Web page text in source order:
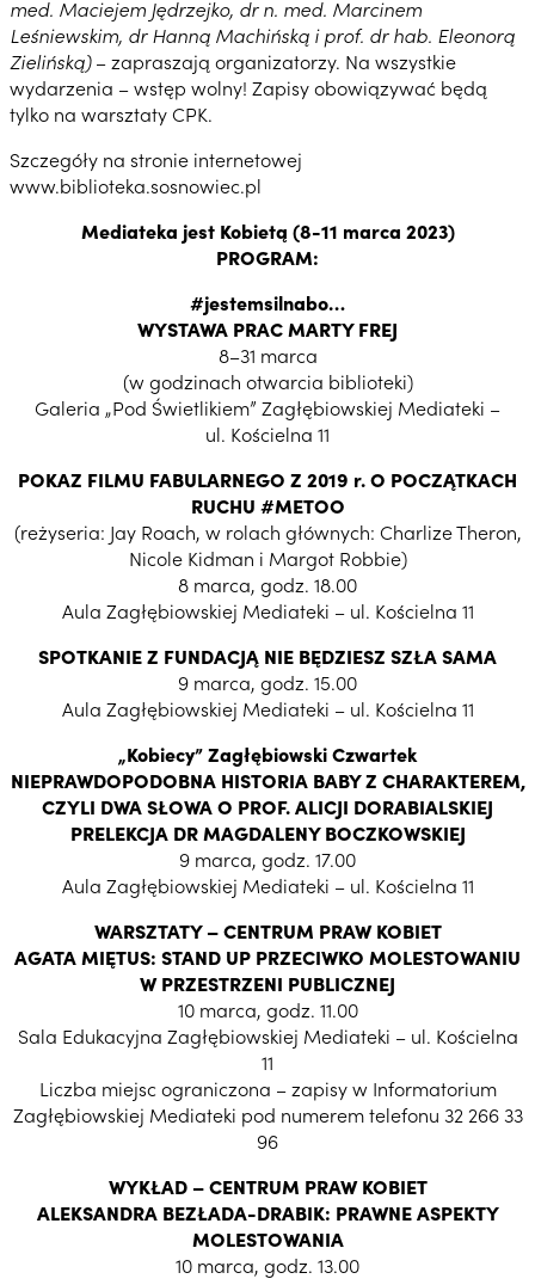
med. Maciejem Jędrzejko, dr n. med. Marcinem
Leśniewskim, dr Hanną Machińską i prof. dr hab. Eleonorą
Zielińską)– zapraszają organizatorzy. Na wszystkie
wydarzenia – wstęp wolny! Zapisy obowiązywać będą
tylko na warsztaty CPK.
Szczegóły na stronie internetowej
www.biblioteka.sosnowiec.pl
Mediateka jest Kobietą (8-11 marca 2023)
PROGRAM:
#jestemsilnabo…
WYSTAWA PRAC MARTY FREJ
8–31 marca
(w godzinach otwarcia biblioteki)
Galeria „Pod Świetlikiem” Zagłębiowskiej Mediateki –
ul. Kościelna 11
POKAZ FILMU FABULARNEGO Z 2019 r. O POCZĄTKACH
RUCHU #METOO
(reżyseria: Jay Roach, w rolach głównych: Charlize Theron,
Nicole Kidman i Margot Robbie)
8 marca, godz. 18.00
Aula Zagłębiowskiej Mediateki – ul. Kościelna 11
SPOTKANIE Z FUNDACJĄ NIE BĘDZIESZ SZŁA SAMA
9 marca, godz. 15.00
Aula Zagłębiowskiej Mediateki – ul. Kościelna 11
„Kobiecy” Zagłębiowski Czwartek
NIEPRAWDOPODOBNA HISTORIA BABY Z CHARAKTEREM,
CZYLI DWA SŁOWA O PROF. ALICJI DORABIALSKIEJ
PRELEKCJA DR MAGDALENY BOCZKOWSKIEJ
9 marca, godz. 17.00
Aula Zagłębiowskiej Mediateki – ul. Kościelna 11
WARSZTATY – CENTRUM PRAW KOBIET
AGATA MIĘTUS: STAND UP PRZECIWKO MOLESTOWANIU
W PRZESTRZENI PUBLICZNEJ
10 marca, godz. 11.00
Sala Edukacyjna Zagłębiowskiej Mediateki – ul. Kościelna
11
Liczba miejsc ograniczona – zapisy w Informatorium
Zagłębiowskiej Mediateki pod numerem telefonu 32 266 33
96
WYKŁAD – CENTRUM PRAW KOBIET
ALEKSANDRA BEZŁADA-DRABIK: PRAWNE ASPEKTY
MOLESTOWANIA
10 marca, godz. 13.00